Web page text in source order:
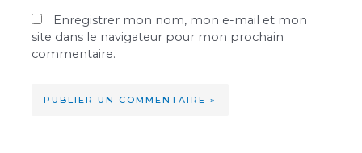
Enregistrer mon nom, mon e-mail et mon
site dans le navigateur pour mon prochain
commentaire.